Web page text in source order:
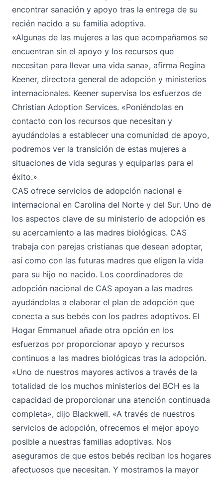
encontrar sanación y apoyo tras la entrega de su
recién nacido a su familia adoptiva.
«Algunas de las mujeres a las que acompañamos se
encuentran sin el apoyo y los recursos que
necesitan para llevar una vida sana», afirma Regina
Keener, directora general de adopción y ministerios
internacionales. Keener supervisa los esfuerzos de
Christian Adoption Services. «Poniéndolas en
contacto con los recursos que necesitan y
ayudándolas a establecer una comunidad de apoyo,
podremos ver la transición de estas mujeres a
situaciones de vida seguras y equiparlas para el
éxito.»
CAS ofrece servicios de adopción nacional e
internacional en Carolina del Norte y del Sur. Uno de
los aspectos clave de su ministerio de adopción es
su acercamiento a las madres biológicas. CAS
trabaja con parejas cristianas que desean adoptar,
así como con las futuras madres que eligen la vida
para su hijo no nacido. Los coordinadores de
adopción nacional de CAS apoyan a las madres
ayudándolas a elaborar el plan de adopción que
conecta a sus bebés con los padres adoptivos. El
Hogar Emmanuel añade otra opción en los
esfuerzos por proporcionar apoyo y recursos
continuos a las madres biológicas tras la adopción.
«Uno de nuestros mayores activos a través de la
totalidad de los muchos ministerios del BCH es la
capacidad de proporcionar una atención continuada
completa», dijo Blackwell. «A través de nuestros
servicios de adopción, ofrecemos el mejor apoyo
posible a nuestras familias adoptivas. Nos
aseguramos de que estos bebés reciban los hogares
afectuosos que necesitan. Y mostramos la mayor